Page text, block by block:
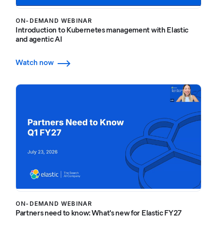
ON-DEMAND WEBINAR
Introduction to Kubernetes management with Elastic
and agentic AI
Watch now
ON-DEMAND WEBINAR
Partners need to know: What's new for Elastic FY27